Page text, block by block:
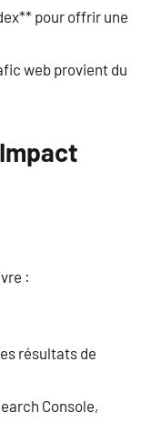
pour offrir une
web provient du
:
résultats de
Console,